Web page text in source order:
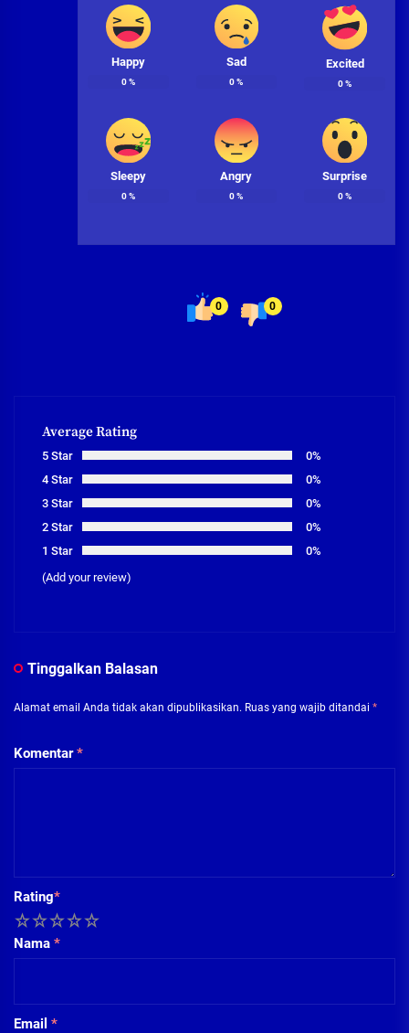
Happy
0%
Sad
0%
Excited
0%
Sleepy
0%
Angry
0%
Surprise
0%
0 0
Average Rating
5 Star
0%
4 Star
0%
3 Star
0%
2 Star
0%
1 Star
0%
(Add your review)
Tinggalkan Balasan
Alamat email Anda tidak akan dipublikasikan. Ruas yang wajib ditandai *
Komentar*
Rating*
5
4
3
2
Nama *
Email *